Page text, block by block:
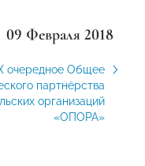
09 Февраля 2018
очередное Общее
партнёрства
организаций
«ОПОРА»